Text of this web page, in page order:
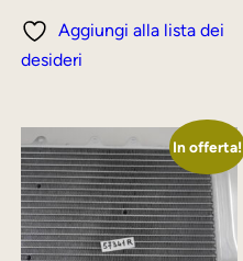
Aggiungi alla lista dei
desideri
In offerta!